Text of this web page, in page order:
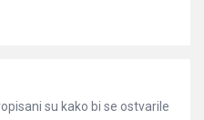
su kako bi se ostvarile